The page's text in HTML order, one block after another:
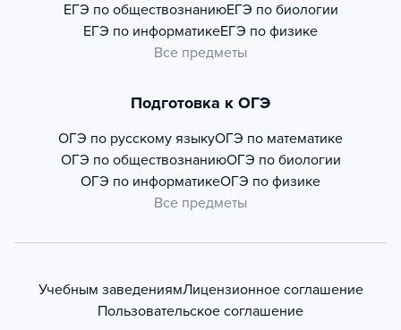
ЕГЭ по обществознаниюЕГЭ по биологии
ЕГЭ по информатикеЕГЭ по физике
Все предметы
Подготовка к ОГЭ
ОГЭ по русскому языкуОГЭ по математике
ОГЭ по обществознаниюОГЭ по биологии
ОГЭ по информатикеОГЭ по физике
Все предметы
Учебным заведениямЛицензионное соглашение
Пользовательское соглашение